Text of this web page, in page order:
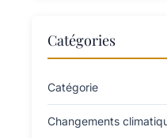
Catégories
Catégorie
Changements